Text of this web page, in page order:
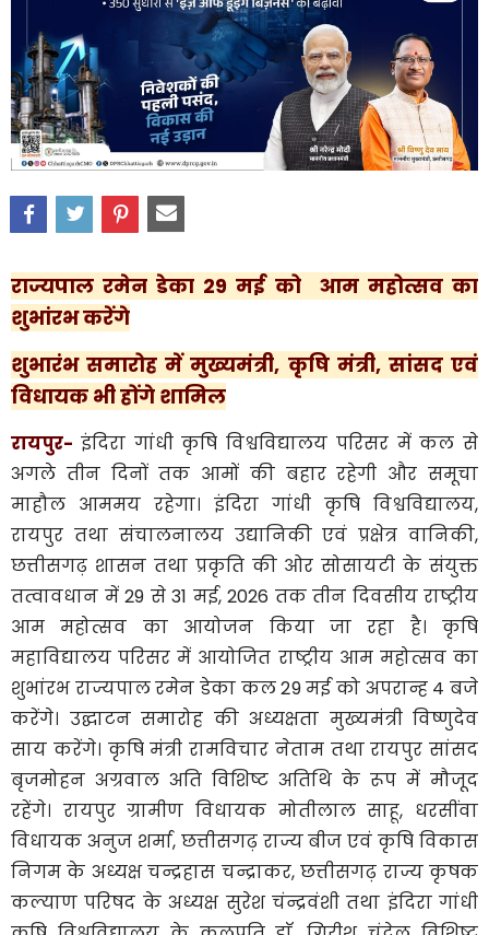
राज्यपाल रमेन डेका 29 मई को आम महोत्सव का
शुभांरभ करेंगे
शुभारंभ समारोह में मुख्यमंत्री, कृषि मंत्री, सांसद एवं
विधायक भी होंगे शामिल
रायपुर- इंदिरा गांधी कृषि विश्वविद्यालय परिसर में कल से
अगले तीन दिनों तक आमों की बहार रहेगी और समूचा
माहौल आममय रहेगा। इंदिरा गांधी कृषि विश्वविद्यालय,
रायपुर तथा संचालनालय उद्यानिकी एवं प्रक्षेत्र वानिकी,
छत्तीसगढ़ शासन तथा प्रकृति की ओर सोसायटी के संयुक्त
तत्वावधान में 29 से 31 मई, 2026 तक तीन दिवसीय राष्ट्रीय
आम महोत्सव का आयोजन किया जा रहा है। कृषि
महाविद्यालय परिसर में आयोजित राष्ट्रीय आम महोत्सव का
शुभांरभ राज्यपाल रमेन डेका कल 29 मई को अपरान्ह 4 बजे
करेंगे। उद्घाटन समारोह की अध्यक्षता मुख्यमंत्री विष्णुदेव
साय करेंगे। कृषि मंत्री रामविचार नेताम तथा रायपुर सांसद
बृजमोहन अग्रवाल अति विशिष्ट अतिथि के रूप में मौजूद
रहेंगे। रायपुर ग्रामीण विधायक मोतीलाल साहू, धरसींवा
विधायक अनुज शर्मा, छत्तीसगढ़ राज्य बीज एवं कृषि विकास
निगम के अध्यक्ष चन्द्रहास चन्द्राकर, छत्तीसगढ़ राज्य कृषक
कल्याण परिषद के अध्यक्ष सुरेश चंन्द्रवंशी तथा इंदिरा गांधी